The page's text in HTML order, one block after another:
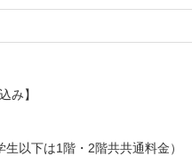
み】
以下は1階・2階共共通料金）